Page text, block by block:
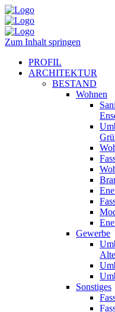
Zum Inhalt springen
PROFIL
ARCHITEKTUR
BESTAND
Wohnen
Gewerbe
Sonstiges